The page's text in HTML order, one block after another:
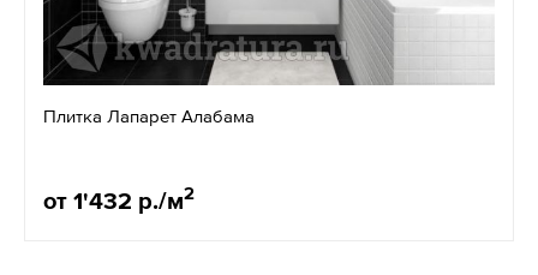
Плитка Лапарет Алабама
от 1'432 р./м2